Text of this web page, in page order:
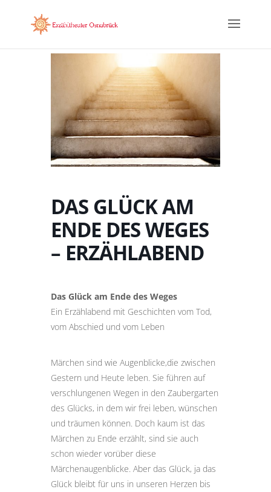
DAS GLÜCK AM
ENDE DES WEGES
– ERZÄHLABEND
Das Glück am Ende des Weges
Ein Erzählabend mit Geschichten vom Tod,
vom Abschied und vom Leben
Märchen sind wie Augenblicke,die zwischen
Gestern und Heute leben. Sie führen auf
verschlungenen Wegen in den Zaubergarten
des Glücks, in dem wir frei leben, wünschen
und träumen können. Doch kaum ist das
Märchen zu Ende erzählt, sind sie auch
schon wieder vorüber diese
Märchenaugenblicke. Aber das Glück, ja das
Glück bleibt für uns in unseren Herzen bis